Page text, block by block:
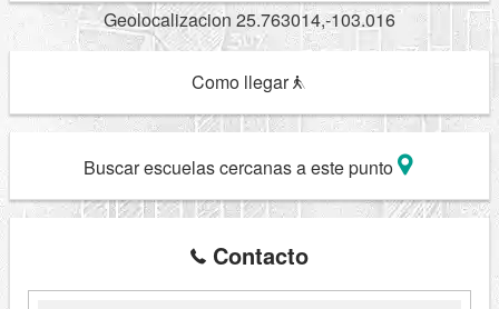
Geolocalizacion 25.763014,-103.016
Como llegar
Buscar escuelas cercanas a este punto
Contacto